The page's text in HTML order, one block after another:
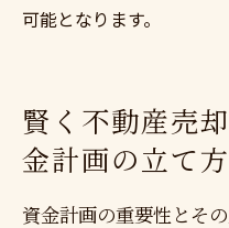
可能となります。
賢く不動産売
金計画の立て方
資金計画の重要性とそ